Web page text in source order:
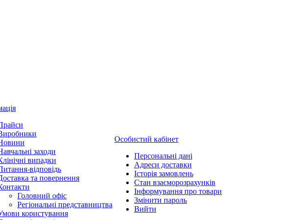
заходи
випадки
відповідь
та повернення
Головний офіс
Регіональні представництва
користування
Особистий кабінет
Персональні дані
Адреси доставки
Історія замовлень
Стан взаєморозрахунків
Інформування про товари
Змінити пароль
Вийти